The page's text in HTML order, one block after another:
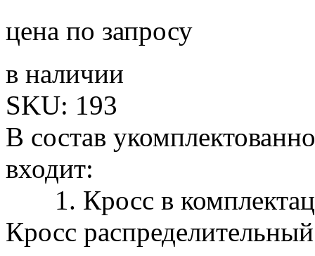
цена по запросу
в наличии
SKU: 193
В состав
входит:
1. Кросс в
Кросс